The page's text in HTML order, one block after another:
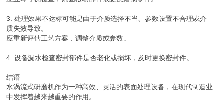
3. 处理效果不达标可能是由于介质选择不当、参数设置不合理或介
质失效导致。
应重新评估工艺方案，调整介质或参数。
4. 设备漏水检查密封部件是否老化或损坏，及时更换密封件。
结语
水涡流式研磨机作为一种高效、灵活的表面处理设备，在现代制造业
中发挥着越来越重要的作用。